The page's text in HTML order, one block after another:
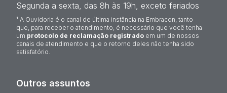
Segunda a sexta, das 8h às 19h, exceto feriados
¹ A Ouvidoria é o canal de última instância na Embracon, tanto
que, para receber o atendimento, é necessário que você tenha
um protocolo de reclamação registrado em um de nossos
canais de atendimento e que o retorno deles não tenha sido
satisfatório.
Outros assuntos